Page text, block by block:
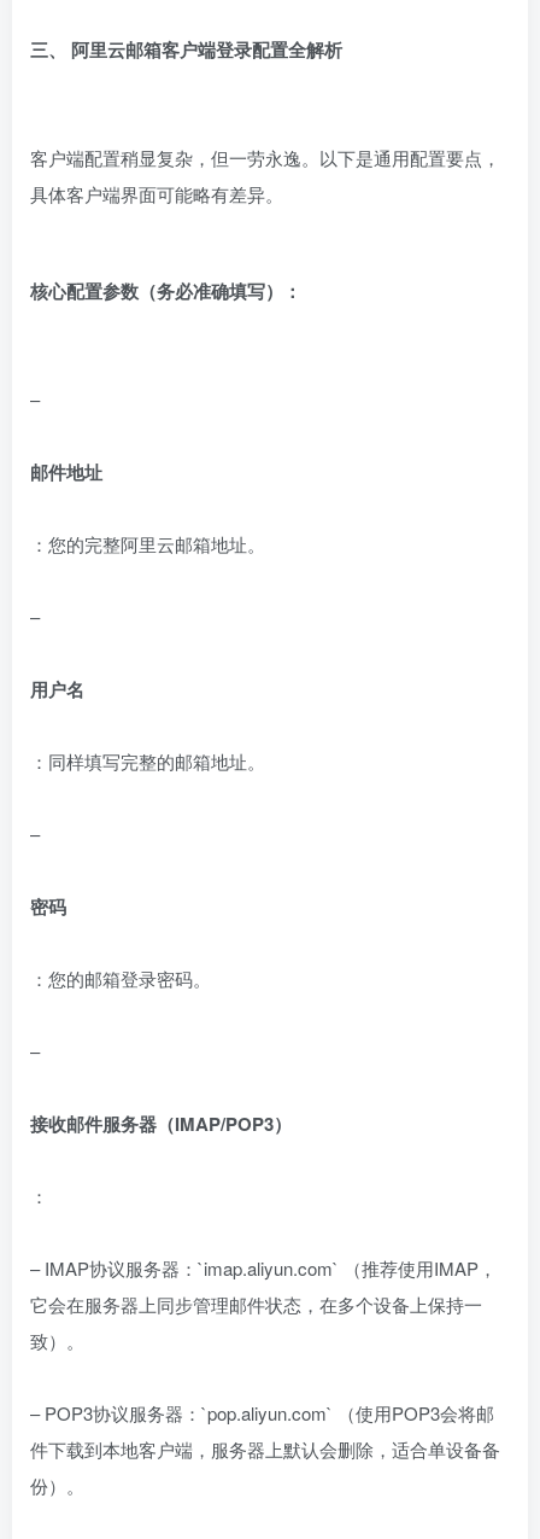
三、 阿里云邮箱客户端登录配置全解析
客户端配置稍显复杂，但一劳永逸。以下是通用配置要点，
具体客户端界面可能略有差异。
核心配置参数（务必准确填写）：
–
邮件地址
：您的完整阿里云邮箱地址。
–
用户名
：同样填写完整的邮箱地址。
–
密码
：您的邮箱登录密码。
–
接收邮件服务器（IMAP/POP3）
：
– IMAP协议服务器：`imap.aliyun.com` （推荐使用IMAP，
它会在服务器上同步管理邮件状态，在多个设备上保持一
致）。
– POP3协议服务器：`pop.aliyun.com` （使用POP3会将邮
件下载到本地客户端，服务器上默认会删除，适合单设备备
份）。